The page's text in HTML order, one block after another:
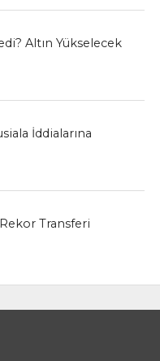
Altın Yükselecek
İddialarına
Transferi